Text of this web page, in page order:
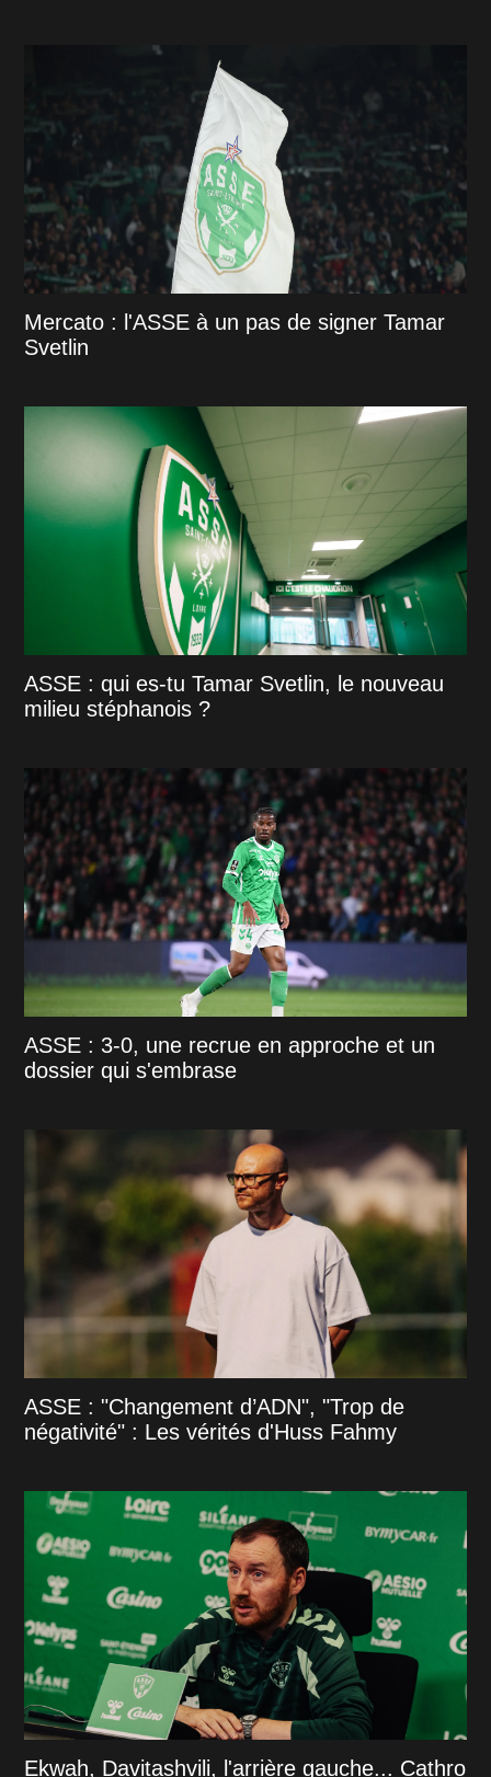
Mercato : l'ASSE à un pas de signer Tamar
Svetlin
ASSE : qui es-tu Tamar Svetlin, le nouveau
milieu stéphanois ?
ASSE : 3-0, une recrue en approche et un
dossier qui s'embrase
ASSE : "Changement d’ADN", "Trop de
négativité" : Les vérités d'Huss Fahmy
Ekwah, Davitashvili, l'arrière gauche... Cathro